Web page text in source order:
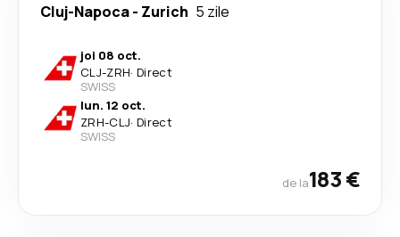
Cluj-Napoca- Zurich 5 zile
joi 08 oct.
CLJ-ZRH· Direct
SWISS
lun. 12 oct.
ZRH-CLJ· Direct
SWISS
de la183 €